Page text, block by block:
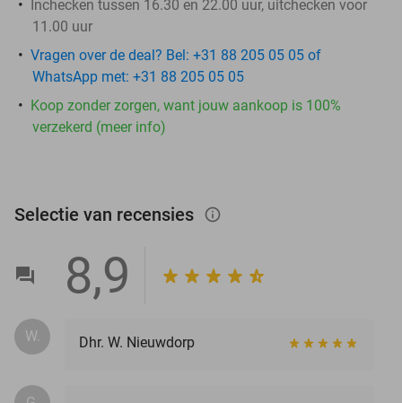
Inchecken tussen 16.30 en 22.00 uur, uitchecken voor
11.00 uur
Vragen over de deal? Bel: +31 88 205 05 05 of
WhatsApp met: +31 88 205 05 05
Koop zonder zorgen, want jouw aankoop is 100%
verzekerd (meer info)
Selectie van recensies info_outlined
8,9
W. Dhr. W. Nieuwdorp